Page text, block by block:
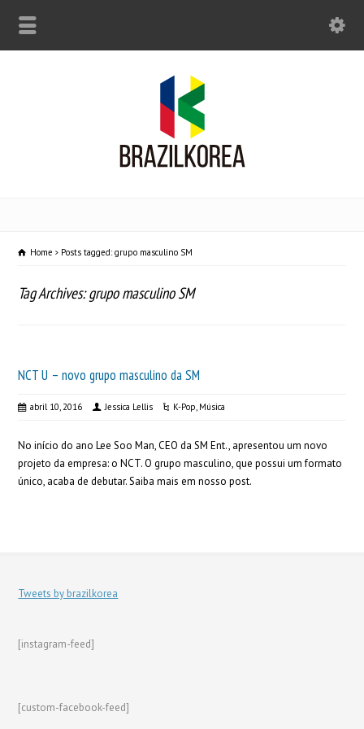
Home Posts tagged: grupo masculino SM
Tag Archives: grupo masculino SM
NCT U – novo grupo masculino da SM
abril 10, 2016 Jessica Lellis K-Pop, Música
No início do ano Lee Soo Man, CEO da SM Ent., apresentou um novo
projeto da empresa: o NCT. O grupo masculino, que possui um formato
único, acaba de debutar. Saiba mais em nosso post.
Tweets by brazilkorea
[instagram-feed]
[custom-facebook-feed]